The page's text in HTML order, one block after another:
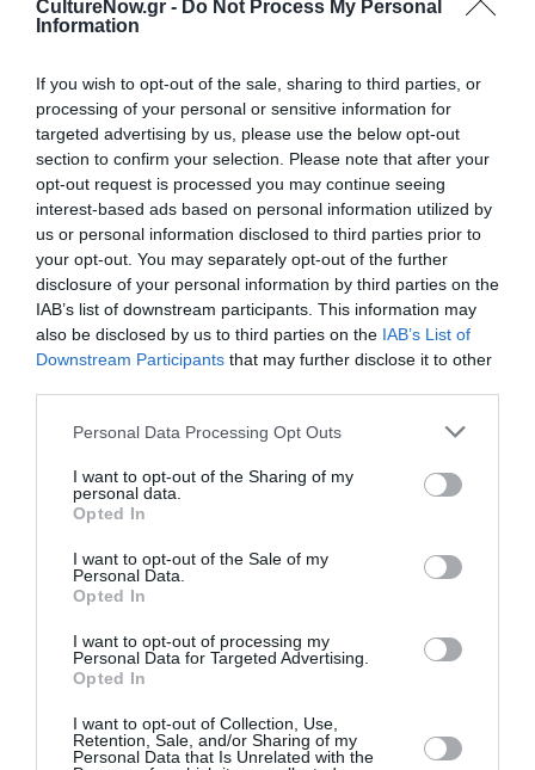
CultureNow.gr - Do Not Process My Personal
Information
If you wish to opt-out of the sale, sharing to third parties, or
processing of your personal or sensitive information for
targeted advertising by us, please use the below opt-out
section to confirm your selection. Please note that after your
opt-out request is processed you may continue seeing
interest-based ads based on personal information utilized by
us or personal information disclosed to third parties prior to
your opt-out. You may separately opt-out of the further
disclosure of your personal information by third parties on the
IAB’s list of downstream participants. This information may
also be disclosed by us to third parties on the IAB’s List of
Downstream Participants that may further disclose it to other
Personal Data Processing Opt Outs
I want to opt-out of the Sharing of my
personal data.
Opted In
I want to opt-out of the Sale of my
Personal Data.
Opted In
I want to opt-out of processing my
Personal Data for Targeted Advertising.
Opted In
I want to opt-out of Collection, Use,
Retention, Sale, and/or Sharing of my
Personal Data that Is Unrelated with the
Ακολουθήστε το Culturenow.gr στο
Δείτε όλα τα τελευταία νέαγια την Τέχνη και τον
Πολιτισμό στοCulturenow.gr
Νέοι Διαγωνισμοί❯
Tags
ΒΡΑΒΕΙΑ
ΚΑΤΕΡΙΝΑ ΕΥΑΓΓΕΛΑΤΟΥ
ΦΕΣΤΙΒΑΛ ΑΘΗΝΩΝ ΚΑΙ ΕΠΙΔΑΥΡΟΥ
Newsletter
την Τέχνη και τον Πολιτισμό!
Ακολουθήστε το Culturenow.gr